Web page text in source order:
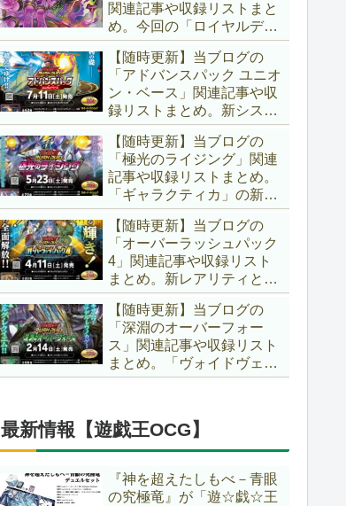
関連記事や収録リストまと
め。今回の「ロイヤルデモ
ンズ」は相手モンスターを
リリース！！また、新テー
マとして「救惺」、「ヘル
シィ」、「ゴエゴエ」も登
場です！！【遊戯王ラッシ
ュデュエル】
【随時更新】当ブログの
「アドバンスパック ユニオ
ン・ベース」関連記事や収
録リストまとめ。新システ
ム「ユニオンフュージョ
ン」の登場により、ようや
く原作さながらの「ＸＹ
Ｚ」が使用可能となりまし
た！！【遊戯王ラッシュデ
ュエル】
【随時更新】当ブログの
「極光のライジング」関連
記事や収録リストまとめ。
「ギャラクティカ」の新た
なフュージョンモンスター
やイラスト違い、「報道」
の強化に加え、幻竜族の新
テーマ「纏竜」も登場で
す！！【遊戯王ラッシュデ
ュエル】
【随時更新】当ブログの
「オーバーラッシュパック
4」関連記事や収録リスト
まとめ。新レアリティとし
てフルオーバーラッシュレ
ア仕様が初登場！！そし
て、OCGの大人気テーマ
「霊使い」も同時に実装さ
れています！！【遊戯王ラ
【随時更新】当ブログの
「深淵のオーバーフォー
ス」関連記事や収録リスト
まとめ。「ヴォイドヴェル
グ」や「夢中」、「ラ
「コスモス姫」などの人気
テーマ強化に加え、「冥
跡」もテーマ化です！！
【遊戯王ラッシュデュエ
ル】
最新情報【遊戯王OCG】
『神を超えたしもべ－青眼
の究極竜』が「遊☆戯☆王